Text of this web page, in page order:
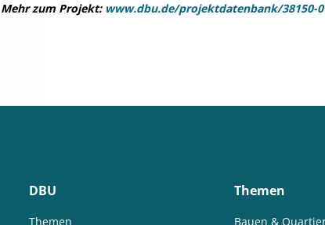
Mehr zum Projekt: www.dbu.de/projektdatenbank/38150-
DBU
Themen
Themen
Bauen &